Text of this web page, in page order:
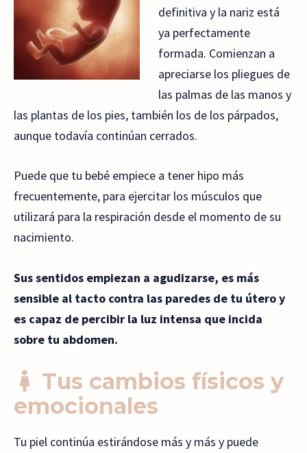
definitiva y la nariz está
ya perfectamente
formada. Comienzan a
apreciarse los pliegues de
las palmas de las manos y
las plantas de los pies, también los de los párpados,
aunque todavía continúan cerrados.
Puede que tu bebé empiece a tener hipo más
frecuentemente, para ejercitar los músculos que
utilizará para la respiración desde el momento de su
nacimiento.
Sus sentidos empiezan a agudizarse, es más
sensible al tacto contra las paredes de tu útero y
es capaz de percibir la luz intensa que incida
sobre tu abdomen.
Tus cambios físicos y
emocionales
Tu piel continúa estirándose más y más y puede